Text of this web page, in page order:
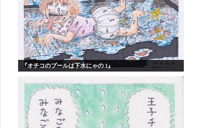
『オチコのプールは下水にゃの 1』